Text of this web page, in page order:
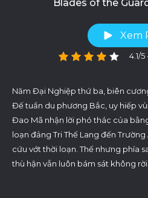
Blades of the
Xem
4.1/
Năm Đại Nghiệp thứ ba, biên
Đế tuần du phương Bắc, uy hiếp
Đao Mã nhận lời phó thác của
loạn đảng Tri Thế Lang đến
cứu vớt thời loạn. Thế nhưng phía
thù hận vẫn luôn bám sát không